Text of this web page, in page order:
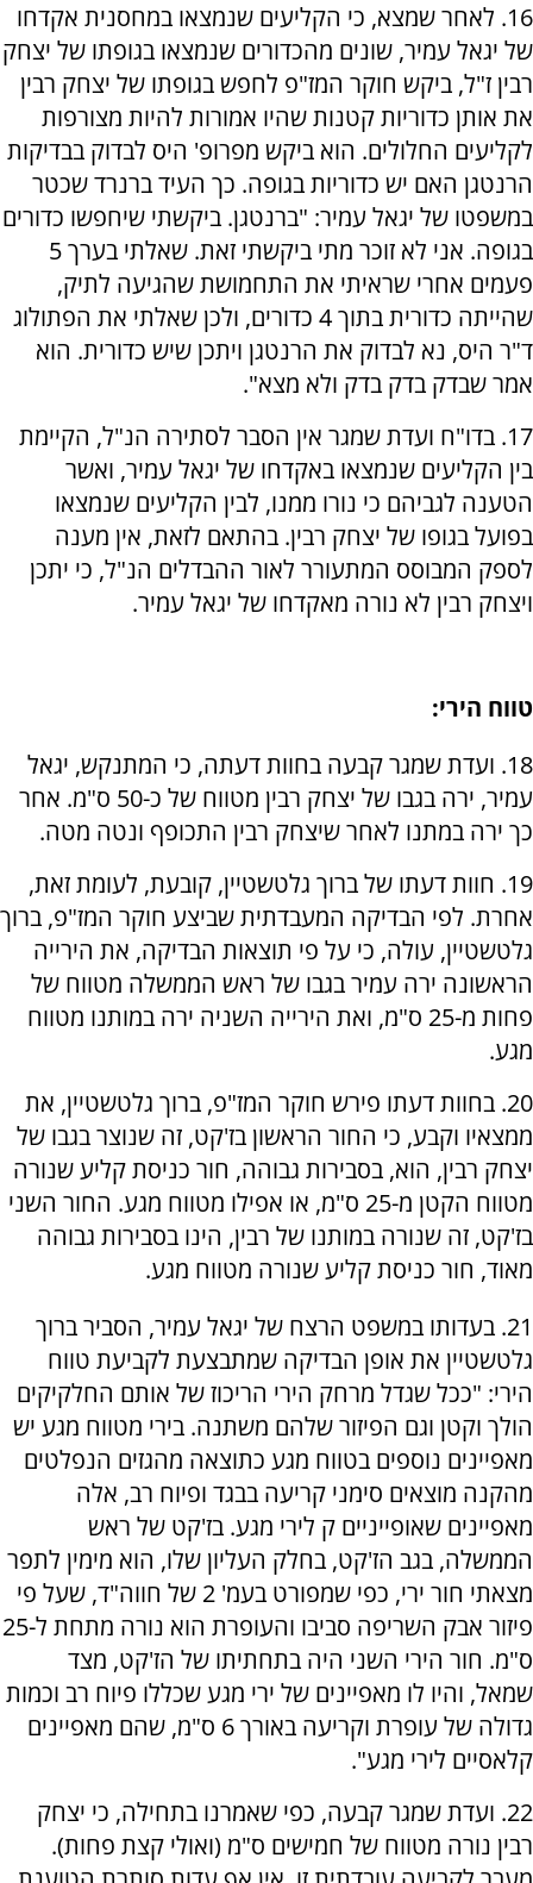
16. לאחר שמצא, כי הקליעים שנמצאו במחסנית אקדחו
של יגאל עמיר, שונים מהכדורים שנמצאו בגופתו של יצחק
רבין ז"ל, ביקש חוקר המז"פ לחפש בגופתו של יצחק רבין
את אותן כדוריות קטנות שהיו אמורות להיות מצורפות
לקליעים החלולים. הוא ביקש מפרופ' היס לבדוק בבדיקות
הרנטגן האם יש כדוריות בגופה. כך העיד ברנרד שכטר
במשפטו של יגאל עמיר: "ברנטגן. ביקשתי שיחפשו כדורים
בגופה. אני לא זוכר מתי ביקשתי זאת. שאלתי בערך 5
פעמים אחרי שראיתי את התחמושת שהגיעה לתיק,
שהייתה כדורית בתוך 4 כדורים, ולכן שאלתי את הפתולוג
ד"ר היס, נא לבדוק את הרנטגן ויתכן שיש כדורית. הוא
אמר שבדק בדק בדק ולא מצא".
17. בדו"ח ועדת שמגר אין הסבר לסתירה הנ"ל, הקיימת
בין הקליעים שנמצאו באקדחו של יגאל עמיר, ואשר
הטענה לגביהם כי נורו ממנו, לבין הקליעים שנמצאו
בפועל בגופו של יצחק רבין. בהתאם לזאת, אין מענה
לספק המבוסס המתעורר לאור ההבדלים הנ"ל, כי יתכן
ויצחק רבין לא נורה מאקדחו של יגאל עמיר.
טווח הירי:
18. ועדת שמגר קבעה בחוות דעתה, כי המתנקש, יגאל
עמיר, ירה בגבו של יצחק רבין מטווח של כ-50 ס"מ. אחר
כך ירה במתנו לאחר שיצחק רבין התכופף ונטה מטה.
19. חוות דעתו של ברוך גלטשטיין, קובעת, לעומת זאת,
אחרת. לפי הבדיקה המעבדתית שביצע חוקר המז"פ, ברוך
גלטשטיין, עולה, כי על פי תוצאות הבדיקה, את הירייה
הראשונה ירה עמיר בגבו של ראש הממשלה מטווח של
פחות מ-25 ס"מ, ואת הירייה השניה ירה במותנו מטווח
מגע.
20. בחוות דעתו פירש חוקר המז"פ, ברוך גלטשטיין, את
ממצאיו וקבע, כי החור הראשון בז'קט, זה שנוצר בגבו של
יצחק רבין, הוא, בסבירות גבוהה, חור כניסת קליע שנורה
מטווח הקטן מ-25 ס"מ, או אפילו מטווח מגע. החור השני
בז'קט, זה שנורה במותנו של רבין, הינו בסבירות גבוהה
מאוד, חור כניסת קליע שנורה מטווח מגע.
21. בעדותו במשפט הרצח של יגאל עמיר, הסביר ברוך
גלטשטיין את אופן הבדיקה שמתבצעת לקביעת טווח
הירי: "ככל שגדל מרחק הירי הריכוז של אותם החלקיקים
הולך וקטן וגם הפיזור שלהם משתנה. בירי מטווח מגע יש
מאפיינים נוספים בטווח מגע כתוצאה מהגזים הנפלטים
מהקנה מוצאים סימני קריעה בבגד ופיוח רב, אלה
מאפיינים שאופייניים ק לירי מגע. בז'קט של ראש
הממשלה, בגב הז'קט, בחלק העליון שלו, הוא מימין לתפר
מצאתי חור ירי, כפי שמפורט בעמ' 2 של חווה"ד, שעל פי
פיזור אבק השריפה סביבו והעופרת הוא נורה מתחת ל-25
ס"מ. חור הירי השני היה בתחתיתו של הז'קט, מצד
שמאל, והיו לו מאפיינים של ירי מגע שכללו פיוח רב וכמות
גדולה של עופרת וקריעה באורך 6 ס"מ, שהם מאפיינים
קלאסיים לירי מגע".
22. ועדת שמגר קבעה, כפי שאמרנו בתחילה, כי יצחק
רבין נורה מטווח של חמישים ס"מ (ואולי קצת פחות).